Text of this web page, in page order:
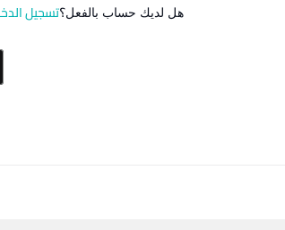
هل لديك حساب بالفعل؟تسجيل